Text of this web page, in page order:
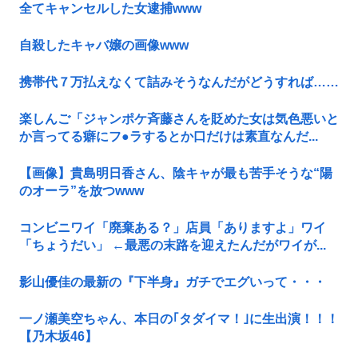
全てキャンセルした女逮捕www
自殺したキャバ嬢の画像www
携帯代７万払えなくて詰みそうなんだがどうすれば……
楽しんご「ジャンポケ斉藤さんを貶めた女は気色悪いと
か言ってる癖にフ●ラするとか口だけは素直なんだ...
【画像】貴島明日香さん、陰キャが最も苦手そうな“陽
のオーラ”を放つwww
コンビニワイ「廃棄ある？」店員「ありますよ」ワイ
「ちょうだい」 ←最悪の末路を迎えたんだがワイが...
影山優佳の最新の『下半身』ガチでエグいって・・・
一ノ瀬美空ちゃん、本日の｢タダイマ！｣に生出演！！！
【乃木坂46】